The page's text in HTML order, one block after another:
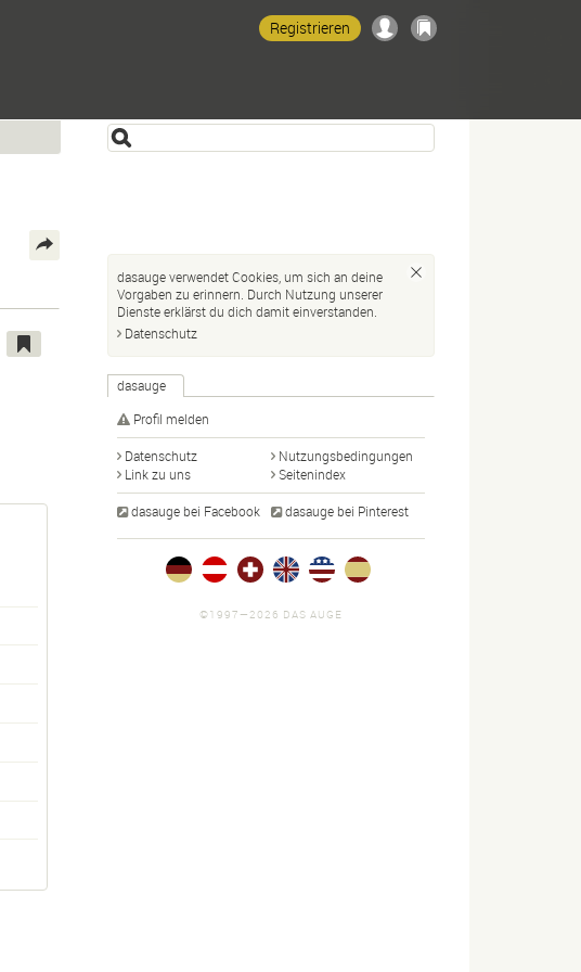
Registrieren
dasauge verwendet Cookies, um sich an deine
Vorgaben zu erinnern. Durch Nutzung unserer
Dienste erklärst du dich damit einverstanden.
Datenschutz
dasauge
Profil melden
Datenschutz
Nutzungsbedingungen
Link zu uns
Seitenindex
dasauge bei Facebook dasauge bei Pinterest
©1997—2026 DAS AUGE